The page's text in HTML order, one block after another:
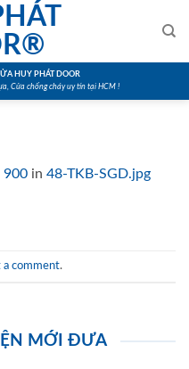
HUY PHÁT DOOR
Cửa chống cháy uy tín tại HCM !
900 in 48-TKB-SGD.jpg
a comment.
MỚI ĐƯA